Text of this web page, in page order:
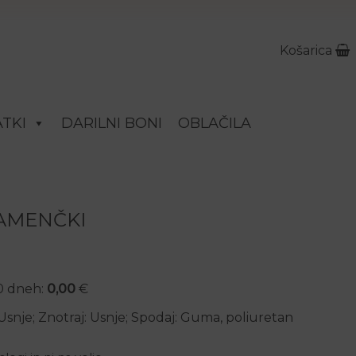
Košarica
DARILNI BONI OBLAČILA
dneh: 0,00 €
Znotraj: Usnje; Spodaj: Guma, poliuretan